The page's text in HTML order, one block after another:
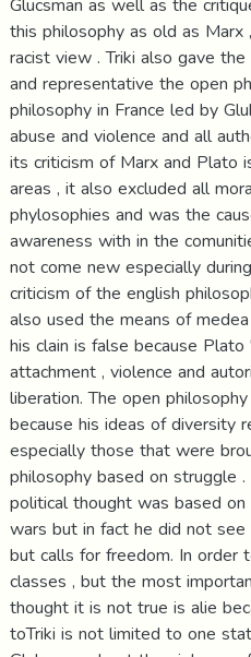
this philosophy as old as
racist view . Triki also gave
and representative the open
philosophy in France led by
abuse and violence and all
its criticism of Marx and
areas , it also excluded all
phylosophies and was the
awareness with in the
not come new especially
criticism of the english
also used the means of
his clain is false because
attachment , violence and
liberation. The open
because his ideas of diversity
especially those that were
philosophy based on struggle
political thought was based
wars but in fact he did not
but calls for freedom. In order
classes , but the most
thought it is not true is alie
toTriki is not limited to one